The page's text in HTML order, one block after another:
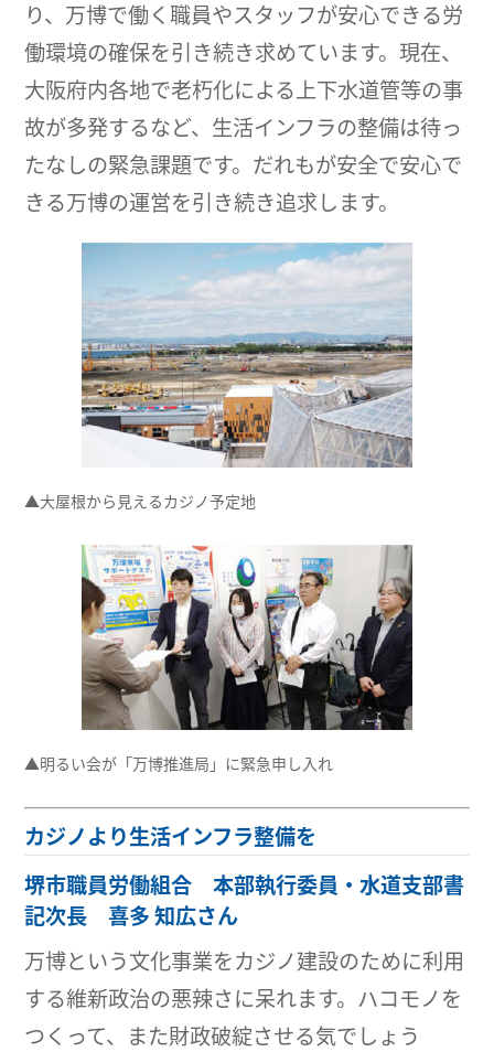
り、万博で働く職員やスタッフが安心できる労
働環境の確保を引き続き求めています。現在、
大阪府内各地で老朽化による上下水道管等の事
故が多発するなど、生活インフラの整備は待っ
たなしの緊急課題です。だれもが安全で安心で
きる万博の運営を引き続き追求します。
▲大屋根から見えるカジノ予定地
▲明るい会が「万博推進局」に緊急申し入れ
カジノより生活インフラ整備を
堺市職員労働組合 本部執行委員・水道支部書
記次長 喜多 知広さん
万博という文化事業をカジノ建設のために利用
する維新政治の悪辣さに呆れます。ハコモノを
つくって、また財政破綻させる気でしょう